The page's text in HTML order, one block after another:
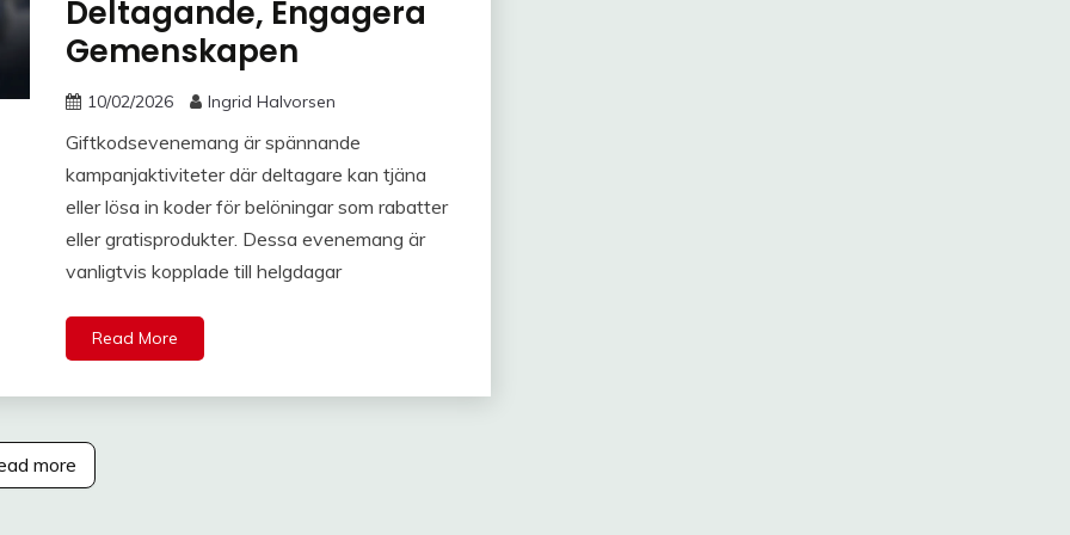
Deltagande, Engagera
Gemenskapen
10/02/2026 Ingrid Halvorsen
Giftkodsevenemang är spännande
kampanjaktiviteter där deltagare kan tjäna
eller lösa in koder för belöningar som rabatter
eller gratisprodukter. Dessa evenemang är
vanligtvis kopplade till helgdagar
Read More
more